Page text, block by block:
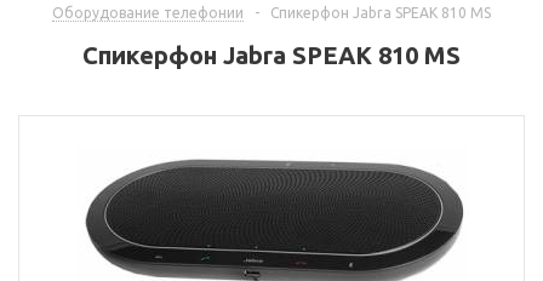
Оборудование телефонии - Спикерфон Jabra SPEAK 810 MS
Спикерфон Jabra SPEAK 810 MS